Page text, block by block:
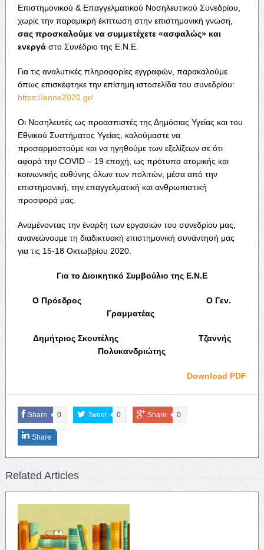
Επιστημονικού & Επαγγελματικού Νοσηλευτικού Συνεδρίου,
χωρίς την παραμικρή έκπτωση στην επιστημονική γνώση,
σας προσκαλούμε να συμμετέχετε «ασφαλώς» και
ενεργάστο Συνέδριο της Ε.Ν.Ε.
Για τις αναλυτικές πληροφορίες εγγραφών, παρακαλούμε
όπως επισκέφτηκε την επίσημη ιστοσελίδα του συνεδρίου:
https://enne2020.gr/
Οι Νοσηλευτές ως προασπιστές της Δημόσιας Υγείας και του
Εθνικού Συστήματος Υγείας, καλούμαστε να
προσαρμοστούμε και να ηγηθούμε των εξελίξεων σε ότι
αφορά την COVID – 19 εποχή, ως πρότυπα ατομικής και
κοινωνικής ευθύνης όλων των πολιτών, μέσα από την
επιστημονική, την επαγγελματική και ανθρωπιστική
προσφορά μας.
Αναμένοντας την έναρξη των εργασιών του συνεδρίου μας,
ανανεώνουμε τη διαδικτυακή επιστημονική συνάντησή μας
για τις 15-18 Οκτωβρίου 2020.
Για το Διοικητικό Συμβούλιο της Ε.Ν.Ε
Ο Πρόεδρος Ο Γεν.
Γραμματέας
Δημήτριος Σκουτέλης Τζαννής
Πολυκανδριώτης
Download PDF
Share 0 Tweet 0 Share 0
Share
Related Articles